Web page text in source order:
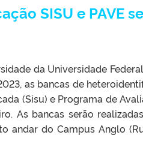
SISU e PAVE
da Universidade
as bancas de
(Sisu) e Programa de
As bancas serão
andar do Campus Anglo